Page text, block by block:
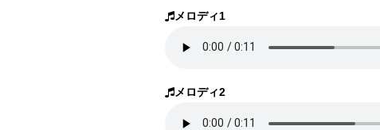
メロディ1
メロディ2